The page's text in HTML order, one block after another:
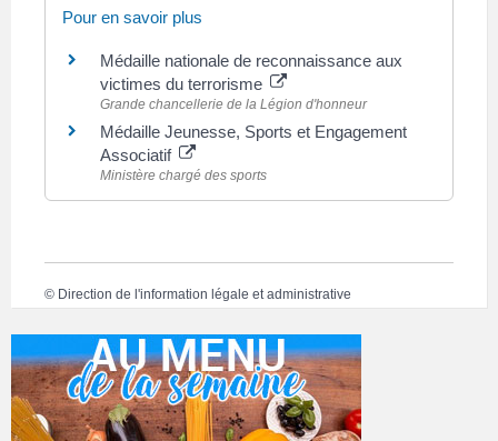
Pour en savoir plus
Médaille nationale de reconnaissance aux
victimes du terrorisme
Grande chancellerie de la Légion d'honneur
Médaille Jeunesse, Sports et Engagement
Associatif
Ministère chargé des sports
© Direction de l'information légale et administrative